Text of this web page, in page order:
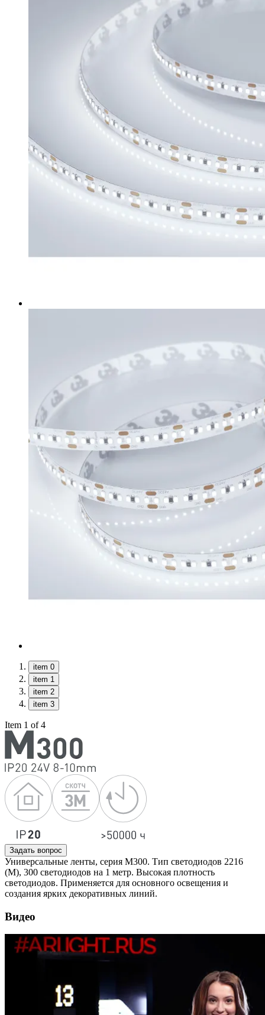
item 0
item 1
item 2
item 3
Item 1 of 4
Задать вопрос
Универсальные ленты, серия M300. Тип светодиодов 2216
(M), 300 светодиодов на 1 метр. Высокая плотность
светодиодов. Применяется для основного освещения и
создания ярких декоративных линий.
Видео